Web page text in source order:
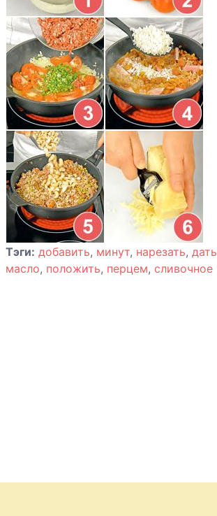
свинины
«Мэриленд»
Котлеты мясные
по-баварски
Кролик в
божоле
Манты по-
узбекски
Мясной хлебец
с беконом
Пастушеский
Тэги: добавить, минут, нарезать, дать
масло, положить, перцем, сливочное